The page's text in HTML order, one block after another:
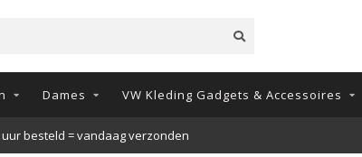
Dames VW Kleding Gadgets & Accessoires
uur besteld = vandaag verzonden